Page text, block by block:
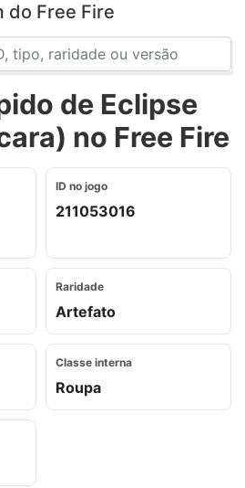
do Free Fire
de Eclipse
no Free Fire
ID no jogo
211053016
Raridade
Artefato
Classe interna
Roupa